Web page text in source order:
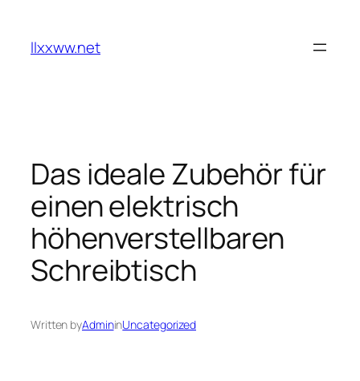
content
llxxww.net
Das ideale Zubehör für
einen elektrisch
höhenverstellbaren
Schreibtisch
Written byAdmininUncategorized